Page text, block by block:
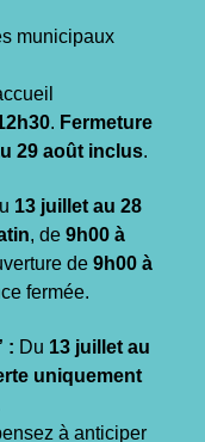
municipaux
. Fermeture
29 août inclus.
13 juillet au 28
, de 9h00 à
de 9h00 à
fermée.
: Du 13 juillet au
uniquement
à anticiper